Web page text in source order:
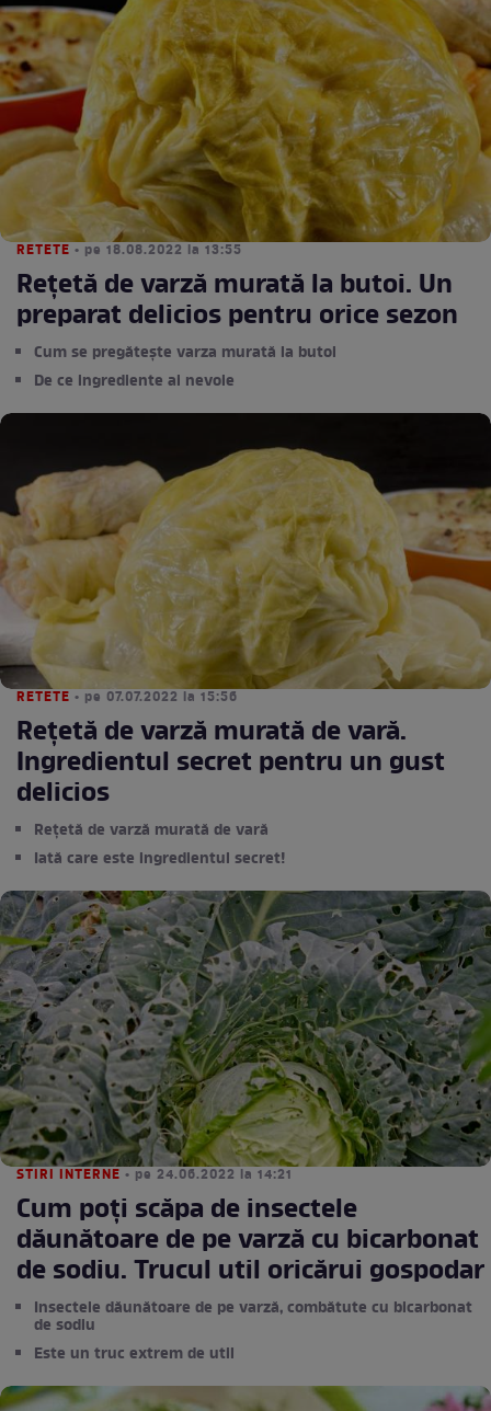
RETETE • pe 18.08.2022 la 13:55
Rețetă de varză murată la butoi. Un
preparat delicios pentru orice sezon
Cum se pregătește varza murată la butoi
De ce ingrediente ai nevoie
RETETE • pe 07.07.2022 la 15:56
Rețetă de varză murată de vară.
Ingredientul secret pentru un gust
delicios
Rețetă de varză murată de vară
Iată care este ingredientul secret!
STIRI INTERNE • pe 24.06.2022 la 14:21
Cum poți scăpa de insectele
dăunătoare de pe varză cu bicarbonat
de sodiu. Trucul util oricărui gospodar
Insectele dăunătoare de pe varză, combătute cu bicarbonat
de sodiu
Este un truc extrem de util